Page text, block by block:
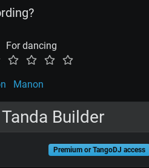
For dancing
Manon
Tanda Builder
Premium or TangoDJ access